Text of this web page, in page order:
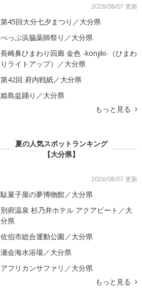
2026/08/07 更新
第45回大分七夕まつり／大分県
べっぷ浜脇薬師祭り／大分県
長崎鼻ひまわり回廊 金色 -konjiki-（ひまわ
りライトアップ）／大分県
第42回 府内戦紙／大分県
姫島盆踊り／大分県
もっと見る
夏の人気スポットランキング
【大分県】
2026/08/07 更新
駄菓子屋の夢博物館／大分県
別府温泉 杉乃井ホテル アクアビート／大
分県
佐伯市総合運動公園／大分県
瀬会海水浴場／大分県
アフリカンサファリ／大分県
もっと見る